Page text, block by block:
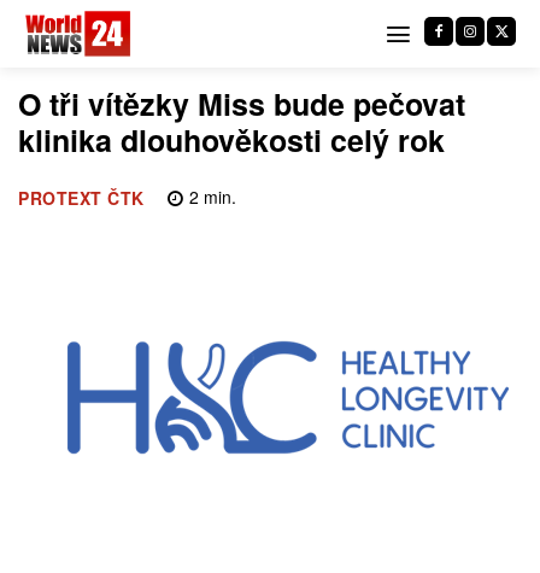
O tři vítězky Miss bude pečovat
klinika dlouhověkosti celý rok
PROTEXT ČTK 2 min.